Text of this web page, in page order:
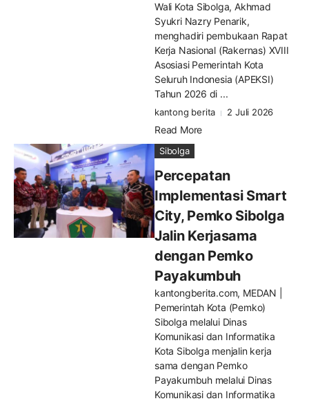
Wali Kota Sibolga, Akhmad
Syukri Nazry Penarik,
menghadiri pembukaan Rapat
Kerja Nasional (Rakernas) XVIII
Asosiasi Pemerintah Kota
Seluruh Indonesia (APEKSI)
Tahun 2026 di ...
kantong berita 2 Juli 2026
Read More
Sibolga
Percepatan
Implementasi Smart
City, Pemko Sibolga
Jalin Kerjasama
dengan Pemko
Payakumbuh
kantongberita.com, MEDAN |
Pemerintah Kota (Pemko)
Sibolga melalui Dinas
Komunikasi dan Informatika
Kota Sibolga menjalin kerja
sama dengan Pemko
Payakumbuh melalui Dinas
Komunikasi dan Informatika